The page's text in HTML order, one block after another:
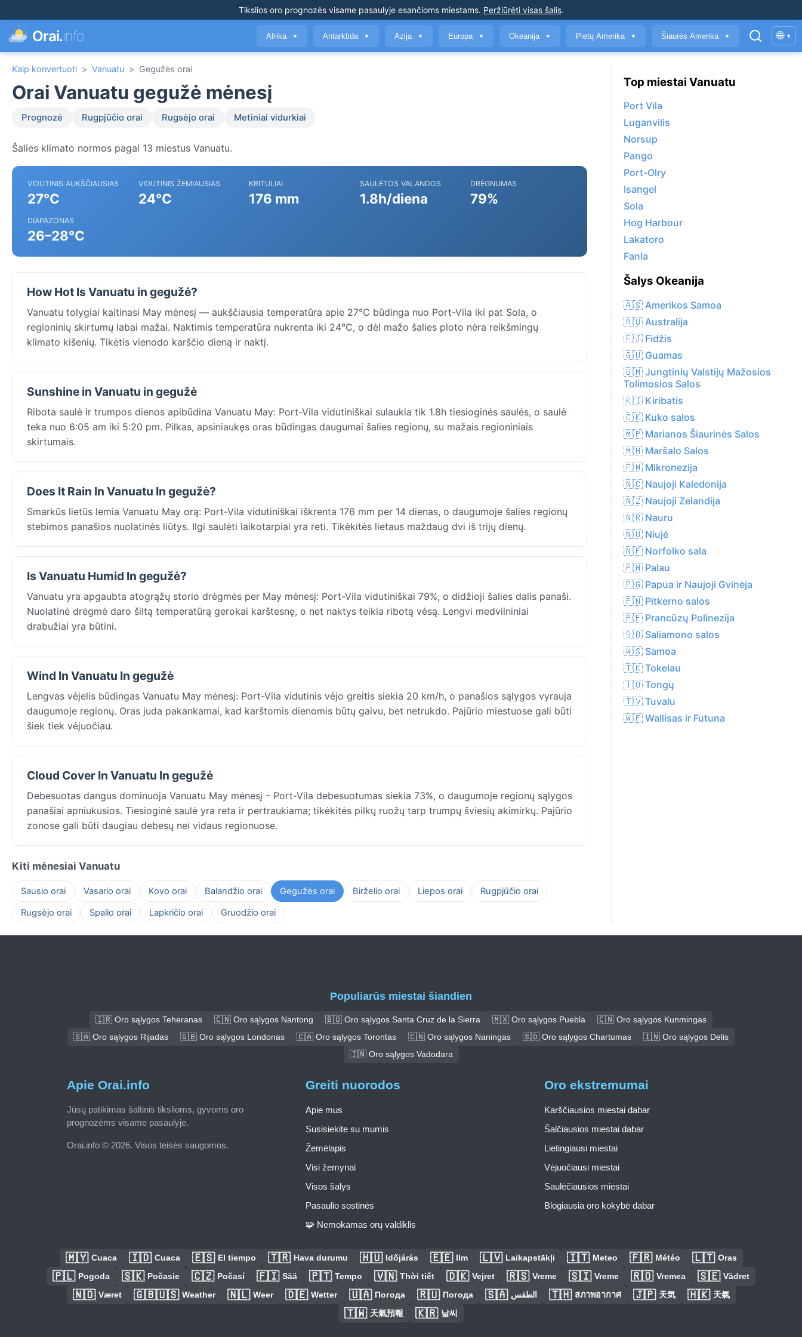
Tikslios oro prognozėsvisame pasaulyje esančioms miestams. Peržiūrėti visas šalis.
Orai.info Afrika ▼ Antarktida ▼ Azija ▼ Europa ▼ Okeanija ▼ Pietų Amerika ▼ Šiaurės Amerika ▼ 🌐 ▾
Kaip konvertuoti > Vanuatu > Gegužės orai
Orai Vanuatu gegužė mėnesį
Prognozė Rugpjūčio orai Rugsėjo orai Metiniai vidurkiai
Šalies klimato normos pagal 13 miestus Vanuatu.
VIDUTINIS AUKŠČIAUSIAS
27°C
VIDUTINIS ŽEMIAUSIAS
24°C
KRITULIAI
176 mm
SAULĖTOS VALANDOS
1.8h/diena
DRĖGNUMAS
79%
DIAPAZONAS
26–28°C
How Hot Is Vanuatu in gegužė?
Vanuatu tolygiai kaitinasi May mėnesį — aukščiausia temperatūra apie 27°C būdinga nuo Port-Vila iki pat Sola, o
regioninių skirtumų labai mažai. Naktimis temperatūra nukrenta iki 24°C, o dėl mažo šalies ploto nėra reikšmingų
klimato kišenių. Tikėtis vienodo karščio dieną ir naktį.
Sunshine in Vanuatu in gegužė
Ribota saulė ir trumpos dienos apibūdina Vanuatu May: Port-Vila vidutiniškai sulaukia tik 1.8h tiesioginės saulės, o saulė
teka nuo 6:05 am iki 5:20 pm. Pilkas, apsiniaukęs oras būdingas daugumai šalies regionų, su mažais regioniniais
skirtumais.
Does It Rain In Vanuatu In gegužė?
Smarkūs lietūs lemia Vanuatu May orą: Port-Vila vidutiniškai iškrenta 176 mm per 14 dienas, o daugumoje šalies regionų
stebimos panašios nuolatinės liūtys. Ilgi saulėti laikotarpiai yra reti. Tikėkitės lietaus maždaug dvi iš trijų dienų.
Is Vanuatu Humid In gegužė?
Vanuatu yra apgaubta atogrąžų storio drėgmės per May mėnesį: Port-Vila vidutiniškai 79%, o didžioji šalies dalis panaši.
Nuolatinė drėgmė daro šiltą temperatūrą gerokai karštesnę, o net naktys teikia ribotą vėsą. Lengvi medvilniniai
drabužiai yra būtini.
Wind In Vanuatu In gegužė
Lengvas vėjelis būdingas Vanuatu May mėnesį: Port-Vila vidutinis vėjo greitis siekia 20 km/h, o panašios sąlygos vyrauja
daugumoje regionų. Oras juda pakankamai, kad karštomis dienomis būtų gaivu, bet netrukdo. Pajūrio miestuose gali būti
šiek tiek vėjuočiau.
Cloud Cover In Vanuatu In gegužė
Debesuotas dangus dominuoja Vanuatu May mėnesį – Port-Vila debesuotumas siekia 73%, o daugumoje regionų sąlygos
panašiai apniukusios. Tiesioginė saulė yra reta ir pertraukiama; tikėkitės pilkų ruožų tarp trumpų šviesių akimirkų. Pajūrio
zonose gali būti daugiau debesų nei vidaus regionuose.
Kiti mėnesiai Vanuatu
Sausio orai Vasario orai Kovo orai Balandžio orai Gegužės orai Birželio orai Liepos orai
Rugpjūčio orai
Rugsėjo orai
Spalio orai Lapkričio orai Gruodžio orai
Top miestai Vanuatu
Port Vila
Luganvilis
Norsup
Pango
Port-Olry
Isangel
Sola
Hog Harbour
Lakatoro
Fanla
Šalys Okeanija
🇦🇸 Amerikos Samoa
🇦🇺 Australija
🇫🇯 Fidžis
🇬🇺 Guamas
🇺🇲 Jungtinių Valstijų Mažosios
Tolimosios Salos
🇰🇮 Kiribatis
🇨🇰 Kuko salos
🇲🇵 Marianos Šiaurinės Salos
🇲🇭 Maršalo Salos
🇫🇲 Mikronezija
🇳🇨 Naujoji Kaledonija
🇳🇿 Naujoji Zelandija
🇳🇷 Nauru
🇳🇺 Niujė
🇳🇫 Norfolko sala
🇵🇼 Palau
🇵🇬 Papua ir Naujoji Gvinėja
🇵🇳 Pitkerno salos
🇵🇫 Prancūzų Polinezija
🇸🇧 Saliamono salos
🇼🇸 Samoa
🇹🇰 Tokelau
🇹🇴 Tongų
🇹🇻 Tuvalu
🇼🇫 Wallisas ir Futuna
Populiarūs miestai šiandien
🇮🇷 Oro sąlygos Teheranas 🇨🇳 Oro sąlygos Nantong 🇧🇴 Oro sąlygos Santa Cruz de la Sierra 🇲🇽 Oro sąlygos Puebla
🇨🇳 Oro sąlygos Kunmingas
🇸🇦 Oro sąlygos Rijadas
🇬🇧 Oro sąlygos Londonas 🇨🇦 Oro sąlygos Torontas 🇨🇳 Oro sąlygos Naningas 🇸🇩 Oro sąlygos Chartumas
🇮🇳 Oro sąlygos Delis
🇮🇳 Oro sąlygos Vadodara
Apie Orai.info
Jūsų patikimas šaltinis tikslioms, gyvoms oro
prognozėms visame pasaulyje.
Orai.info © 2026. Visos teisės saugomos.
Greiti nuorodos
Apie mus
Susisiekite su mumis
Žemėlapis
Visi žemynai
Visos šalys
Pasaulio sostinės
🧩 Nemokamas orų valdiklis
Oro ekstremumai
Karščiausios miestai dabar
Šalčiausios miestai dabar
Lietingiausi miestai
Vėjuočiausi miestai
Saulėčiausios miestai
Blogiausia oro kokybė dabar
🇲🇾 Cuaca 🇮🇩 Cuaca 🇪🇸 El tiempo 🇹🇷 Hava durumu 🇭🇺 Időjárás 🇪🇪 Ilm 🇱🇻 Laikapstākļi 🇮🇹 Meteo 🇫🇷 Météo 🇱🇹 Oras
🇵🇱 Pogoda 🇸🇰 Počasie 🇨🇿 Počasí 🇫🇮 Sää 🇵🇹 Tempo 🇻🇳 Thời tiết 🇩🇰 Vejret 🇷🇸 Vreme 🇸🇮 Vreme 🇷🇴 Vremea 🇸🇪 Vädret
🇳🇴 Været 🇬🇧🇺🇸 Weather 🇳🇱 Weer 🇩🇪 Wetter 🇺🇦 Погода 🇷🇺 Погода 🇸🇦 الطقس 🇹🇭 สภาพอากาศ 🇯🇵 天気 🇭🇰 天氣
🇹🇼 天氣預報 🇰🇷 날씨